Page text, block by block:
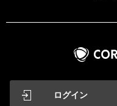
ログイン